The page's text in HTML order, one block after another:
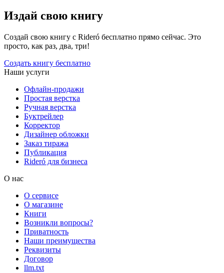
Издай свою книгу
Создай свою книгу с Rideró бесплатно прямо сейчас. Это
просто, как раз, два, три!
Создать книгу бесплатно
Наши услуги
Офлайн-продажи
Простая верстка
Ручная верстка
Буктрейлер
Корректор
Дизайнер обложки
Заказ тиража
Публикация
Rideró для бизнеса
О нас
О сервисе
О магазине
Книги
Возникли вопросы?
Приватность
Наши преимущества
Реквизиты
Договор
llm.txt